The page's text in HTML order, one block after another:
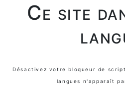
Ce site
Désactivez votre bloqueur de
langues n'apparaît